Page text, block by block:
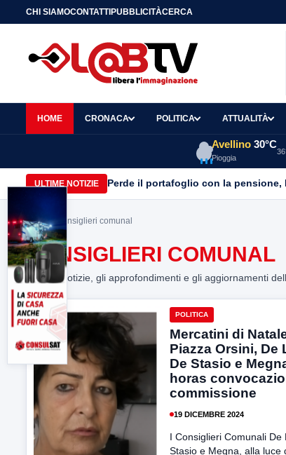
CHI SIAMOCONTATTIPUBBLICITÀCERCA
HOME CRONACA POLITICA ATTUALITÀ
Avellino 30°C
Pioggia
ULTIME NOTIZIE Perde il portafoglio con la
Home> consiglieri comunal
CONSIGLIERI COMUNAL
Tutte le notizie, gli approfondimenti e gli aggiornamenti
POLITICA
Mercatini di
Piazza Orsini, De
De Stasio e
horas
commissione
19 DICEMBRE 2024
I Consiglieri Comunali De
Stasio e Megna, alla luce